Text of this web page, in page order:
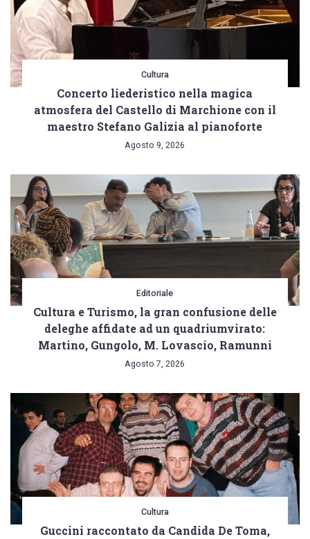
Cultura
Concerto liederistico nella magica
atmosfera del Castello di Marchione con il
maestro Stefano Galizia al pianoforte
Agosto 9, 2026
Editoriale
Cultura e Turismo, la gran confusione delle
deleghe affidate ad un quadriumvirato:
Martino, Gungolo, M. Lovascio, Ramunni
Agosto 7, 2026
Cultura
Guccini raccontato da Candida De Toma,